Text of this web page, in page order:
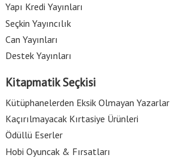
Yapı Kredi Yayınları
Seçkin Yayıncılık
Can Yayınları
Destek Yayınları
Kitapmatik Seçkisi
Kütüphanelerden Eksik Olmayan Yazarlar
Kaçırılmayacak Kırtasiye Ürünleri
Ödüllü Eserler
Hobi Oyuncak & Fırsatları